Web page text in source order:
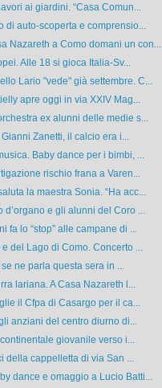
ai giardini. “Casa Comun...
di auto-scoperta e comprensio...
Nazareth a Como domani un con...
Alle 18 si gioca Italia-Sv...
Lario "vede" già settembre. C...
apre oggi in via XXIV Mag...
ex alunni delle medie s...
Gianni Zanetti, il calcio era i...
Baby dance per i bimbi, ...
rischio frana a Varen...
la maestra Sonia. “Ha acc...
d’organo e gli alunni del Coro ...
fa lo “stop” alle campane di ...
del Lago di Como. Concerto ...
ne parla questa sera in ...
lariana. A Casa Nazareth l...
il Cfpa di Casargo per il ca...
anziani del centro diurno di...
giovanile verso i...
della cappelletta di via San ...
dance e omaggio a Lucio Batti...